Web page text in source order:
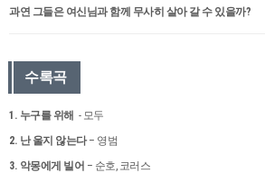
과연 그들은 여신님과 함께 무사히 살아 갈 수 있을까?
수록곡
1. 누구를 위해 - 모두
2. 난 울지 않는다– 영범
3. 악몽에게 빌어 – 순호, 코러스